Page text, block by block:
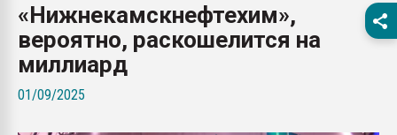
пластмасс
28.07.2026
«Нижнекамскнефтехим»,
вероятно, раскошелится на
миллиард
01/09/2025